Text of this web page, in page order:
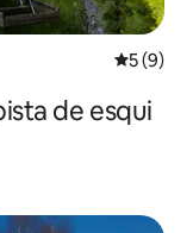
5 de
5 (9)
de esqui